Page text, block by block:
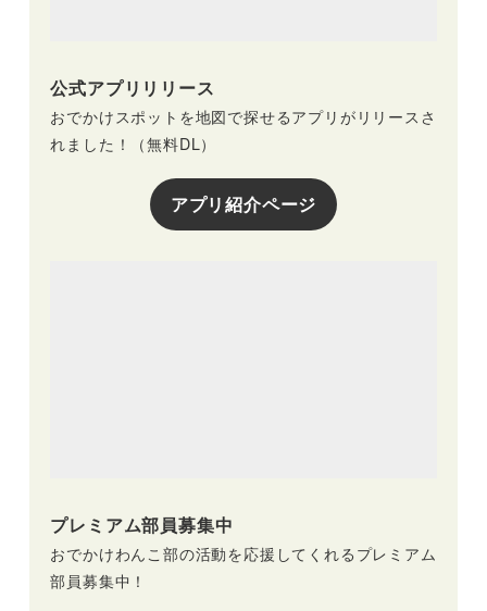
公式アプリリリース
おでかけスポットを地図で探せるアプリがリリースさ
れました！（無料DL）
アプリ紹介ページ
プレミアム部員募集中
おでかけわんこ部の活動を応援してくれるプレミアム
部員募集中！